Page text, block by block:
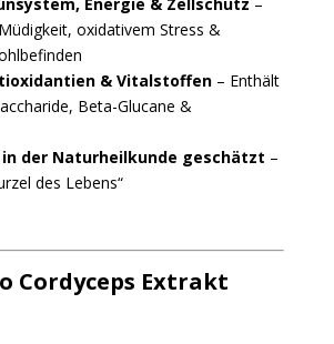
Energie & Zellschutz –
oxidativem Stress &
& Vitalstoffen– Enthält
Beta-Glucane &
der Naturheilkunde geschätzt –
des Lebens“
Cordyceps Extrakt